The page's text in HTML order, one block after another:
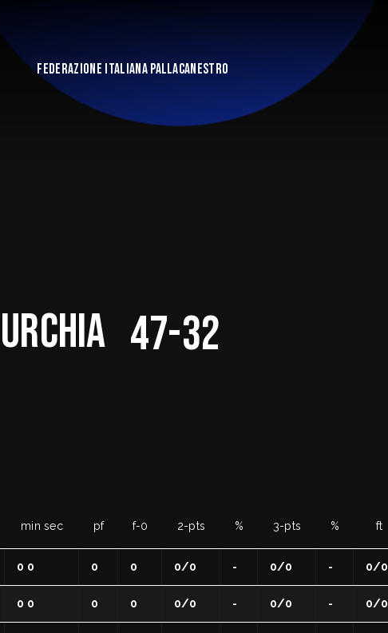
FEDERAZIONE ITALIANA PALLACANESTRO
47-32
min sec pf f-0 2-pts % 3-pts % ft
0 0 0 0 0/0 - 0/0 - 0/0
0 0 0 0 0/0 - 0/0 - 0/0